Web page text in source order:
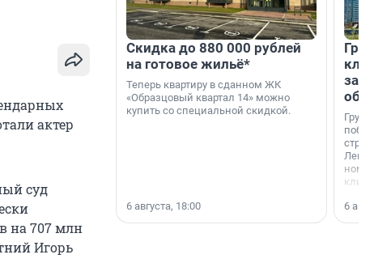
актер
суд
на 707 млн
Игорь
Скидка до 880 000 рублей
на готовое жильё*
Теперь квартиру в сданном ЖК
«Образцовый квартал 14» можно
купить со специальной скидкой.
6 августа, 18:00
Группа
области».
6